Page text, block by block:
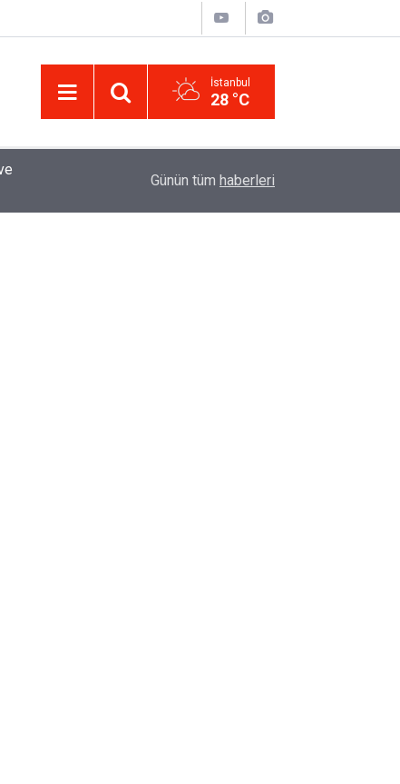
İstanbul
28 °C
Uzadı, Ödeme Kuralları Değişti
Günün tüm haberleri